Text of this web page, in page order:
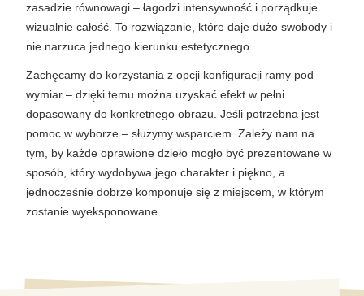
zasadzie równowagi – łagodzi intensywność i porządkuje
wizualnie całość. To rozwiązanie, które daje dużo swobody i
nie narzuca jednego kierunku estetycznego.
Zachęcamy do korzystania z opcji konfiguracji ramy pod
wymiar – dzięki temu można uzyskać efekt w pełni
dopasowany do konkretnego obrazu. Jeśli potrzebna jest
pomoc w wyborze – służymy wsparciem. Zależy nam na
tym, by każde oprawione dzieło mogło być prezentowane w
sposób, który wydobywa jego charakter i piękno, a
jednocześnie dobrze komponuje się z miejscem, w którym
zostanie wyeksponowane.